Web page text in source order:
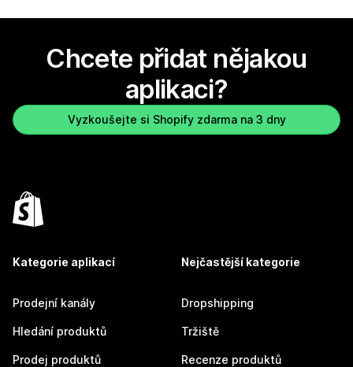
Chcete přidat nějakou
aplikaci?
Vyzkoušejte si Shopify zdarma na 3 dny
Kategorie aplikací
Prodejní kanály
Hledání produktů
Prodej produktů
Nejčastější kategorie
Dropshipping
Tržiště
Recenze produktů